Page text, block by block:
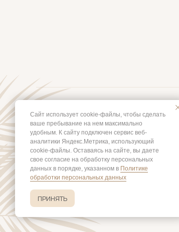
Сайт использует cookie-файлы, чтобы сделать
ваше пребывание на нем максимально
удобным. К cайту подключен сервис веб-
аналитики Яндекс.Метрика, использующий
cookie-файлы. Оставаясь на сайте, вы даете
свое согласие на обработку персональных
данных в порядке, указанном в Политике
обработки персональных данных
ПРИНЯТЬ